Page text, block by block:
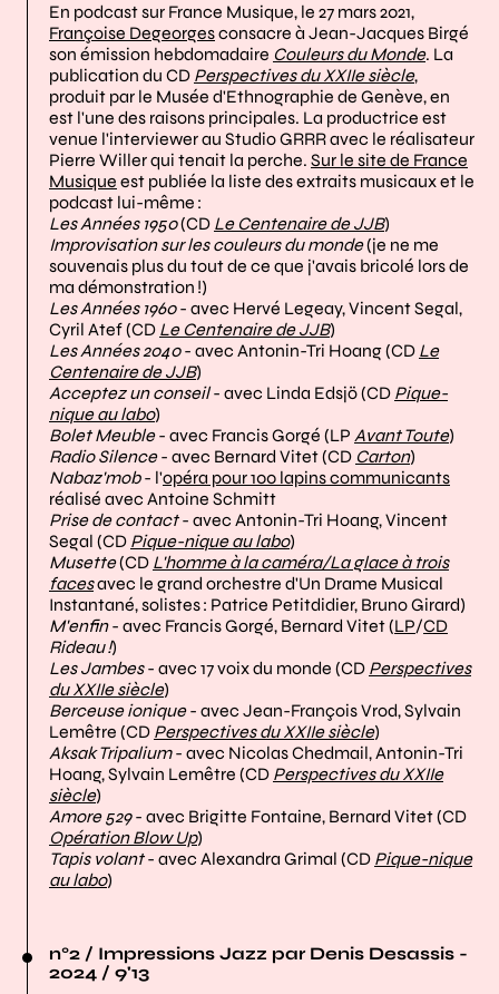
En podcast sur France Musique, le 27 mars 2021,
Françoise Degeorgesconsacre à Jean-Jacques Birgé
son émission hebdomadaire Couleurs du Monde. La
publication du CD Perspectives du XXIIe siècle,
produit par le Musée d'Ethnographie de Genève, en
est l'une des raisons principales. La productrice est
venue l'interviewer au Studio GRRR avec le réalisateur
Pierre Willer qui tenait la perche. Sur le site de France
Musique est publiée la liste des extraits musicaux et le
podcast lui-même :
Les Années 1950(CD Le Centenaire de JJB)
Improvisation sur les couleurs du monde(je ne me
souvenais plus du tout de ce que j'avais bricolé lors de
ma démonstration !)
Les Années 1960- avec Hervé Legeay, Vincent Segal,
Cyril Atef (CD Le Centenaire de JJB)
Les Années 2040- avec Antonin-Tri Hoang (CD Le
Centenaire de JJB)
Acceptez un conseil- avec Linda Edsjö (CD Pique-
nique au labo)
Bolet Meuble- avec Francis Gorgé (LP Avant Toute)
Radio Silence- avec Bernard Vitet (CD Carton)
Nabaz'mob- l'opéra pour 100 lapins communicants
réalisé avec Antoine Schmitt
Prise de contact- avec Antonin-Tri Hoang, Vincent
Segal (CD Pique-nique au labo)
Musette(CD L'homme à la caméra/La glace à trois
facesavec le grand orchestre d'Un Drame Musical
Instantané, solistes : Patrice Petitdidier, Bruno Girard)
M'enfin- avec Francis Gorgé, Bernard Vitet (LP/CD
Rideau !)
Les Jambes- avec 17 voix du monde (CD Perspectives
du XXIIe siècle)
Berceuse ionique- avec Jean-François Vrod, Sylvain
Lemêtre (CD Perspectives du XXIIe siècle)
Aksak Tripalium- avec Nicolas Chedmail, Antonin-Tri
Hoang, Sylvain Lemêtre (CD Perspectives du XXIIe
siècle)
Amore 529- avec Brigitte Fontaine, Bernard Vitet (CD
Opération Blow Up)
Tapis volant- avec Alexandra Grimal (CD Pique-nique
au labo)
n°2 / Impressions Jazz par Denis Desassis -
2024 / 9'13